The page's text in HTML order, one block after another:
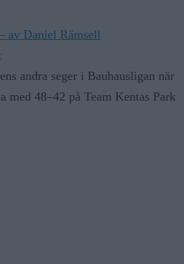
av Daniel Rämsell
andra seger i Bauhausligan när
med 48–42 på Team Kentas Park